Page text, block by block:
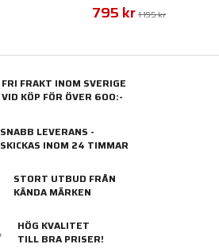
795 kr 1 195 kr
FRI FRAKT INOM SVERIGE
VID KÖP FÖR ÖVER 600:-
SNABB LEVERANS -
SKICKAS INOM 24 TIMMAR
STORT UTBUD FRÅN
KÄNDA MÄRKEN
HÖG KVALITET
TILL BRA PRISER!